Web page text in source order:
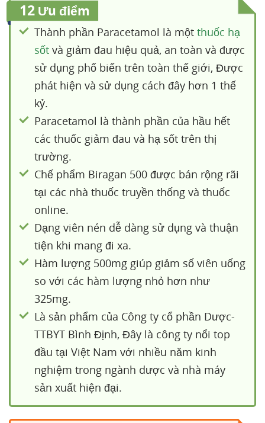
12 Ưu điểm
Thành phần Paracetamol là một thuốc hạ
sốt và giảm đau hiệu quả, an toàn và được
sử dụng phổ biến trên toàn thế giới, Được
phát hiện và sử dụng cách đây hơn 1 thế
kỷ.
Paracetamol là thành phần của hầu hết
các thuốc giảm đau và hạ sốt trên thị
trường.
Chế phẩm Biragan 500 được bán rộng rãi
tại các nhà thuốc truyền thống và thuốc
online.
Dạng viên nén dễ dàng sử dụng và thuận
tiện khi mang đi xa.
Hàm lượng 500mg giúp giảm số viên uống
so với các hàm lượng nhỏ hơn như
325mg.
Là sản phẩm của Công ty cổ phần Dược-
TTBYT Bình Định, Đây là công ty nổi top
đầu tại Việt Nam với nhiều năm kinh
nghiệm trong ngành dược và nhà máy
sản xuất hiện đại.